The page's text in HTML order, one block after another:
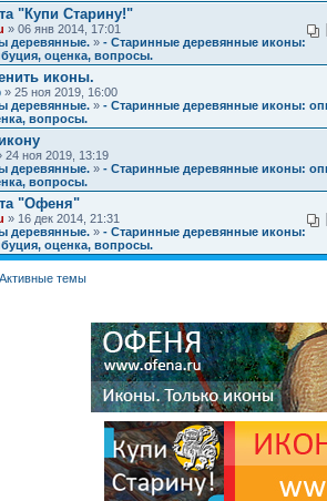
"Купи Старину!"
» 06 янв 2014, 17:01
деревянные. » - Старинные деревянные иконы:
оценка, вопросы.
иконы.
» 25 ноя 2019, 16:00
деревянные. » - Старинные деревянные иконы:
вопросы.
24 ноя 2019, 13:19
деревянные. » - Старинные деревянные иконы:
вопросы.
"Офеня"
» 16 дек 2014, 21:31
деревянные. » - Старинные деревянные иконы:
оценка, вопросы.
Активные темы